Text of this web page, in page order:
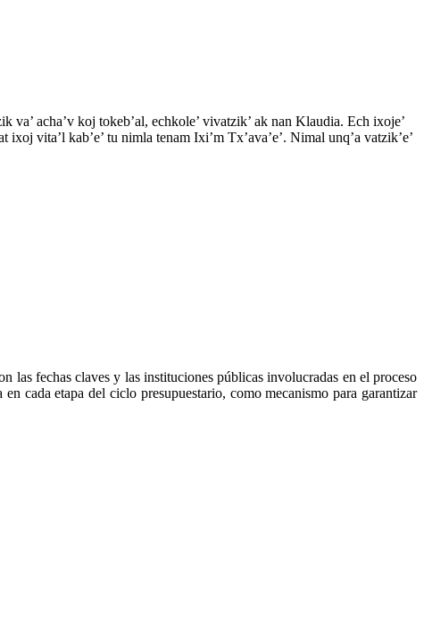
va’ acha’v koj tokeb’al, echkole’ vivatzik’ ak nan Klaudia. Ech ixoje’
vita’l kab’e’ tu nimla tenam Ixi’m Tx’ava’e’. Nimal unq’a vatzik’e’
las fechas claves y las instituciones públicas involucradas en el proceso
cada etapa del ciclo presupuestario, como mecanismo para garantizar